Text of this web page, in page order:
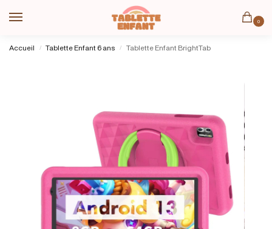
0
Accueil / Tablette Enfant 6 ans / Tablette Enfant BrightTab